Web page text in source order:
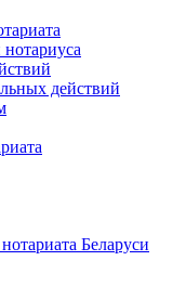
действий
Беларуси